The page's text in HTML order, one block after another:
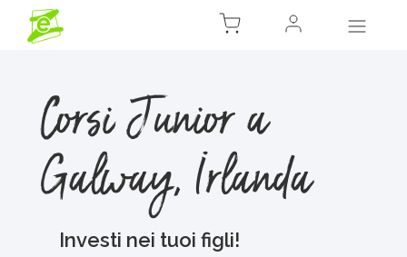
Corsi Junior a
Galway, Irlanda
Investi nei tuoi figli!